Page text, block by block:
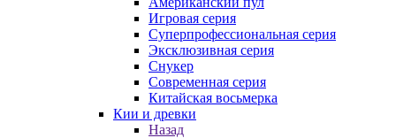
Игровая серия
Суперпрофессиональная серия
Эксклюзивная серия
Снукер
Современная серия
Китайская восьмерка
Кии и древки
Назад